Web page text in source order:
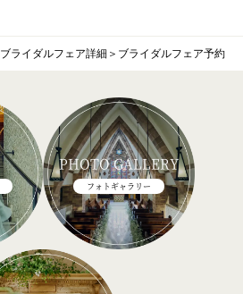
ブライダルフェア詳細 ＞ ブライダルフェア予約
PHOTO GALLERY
フォトギャラリー